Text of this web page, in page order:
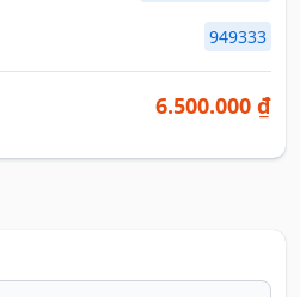
949333
6.500.000 ₫